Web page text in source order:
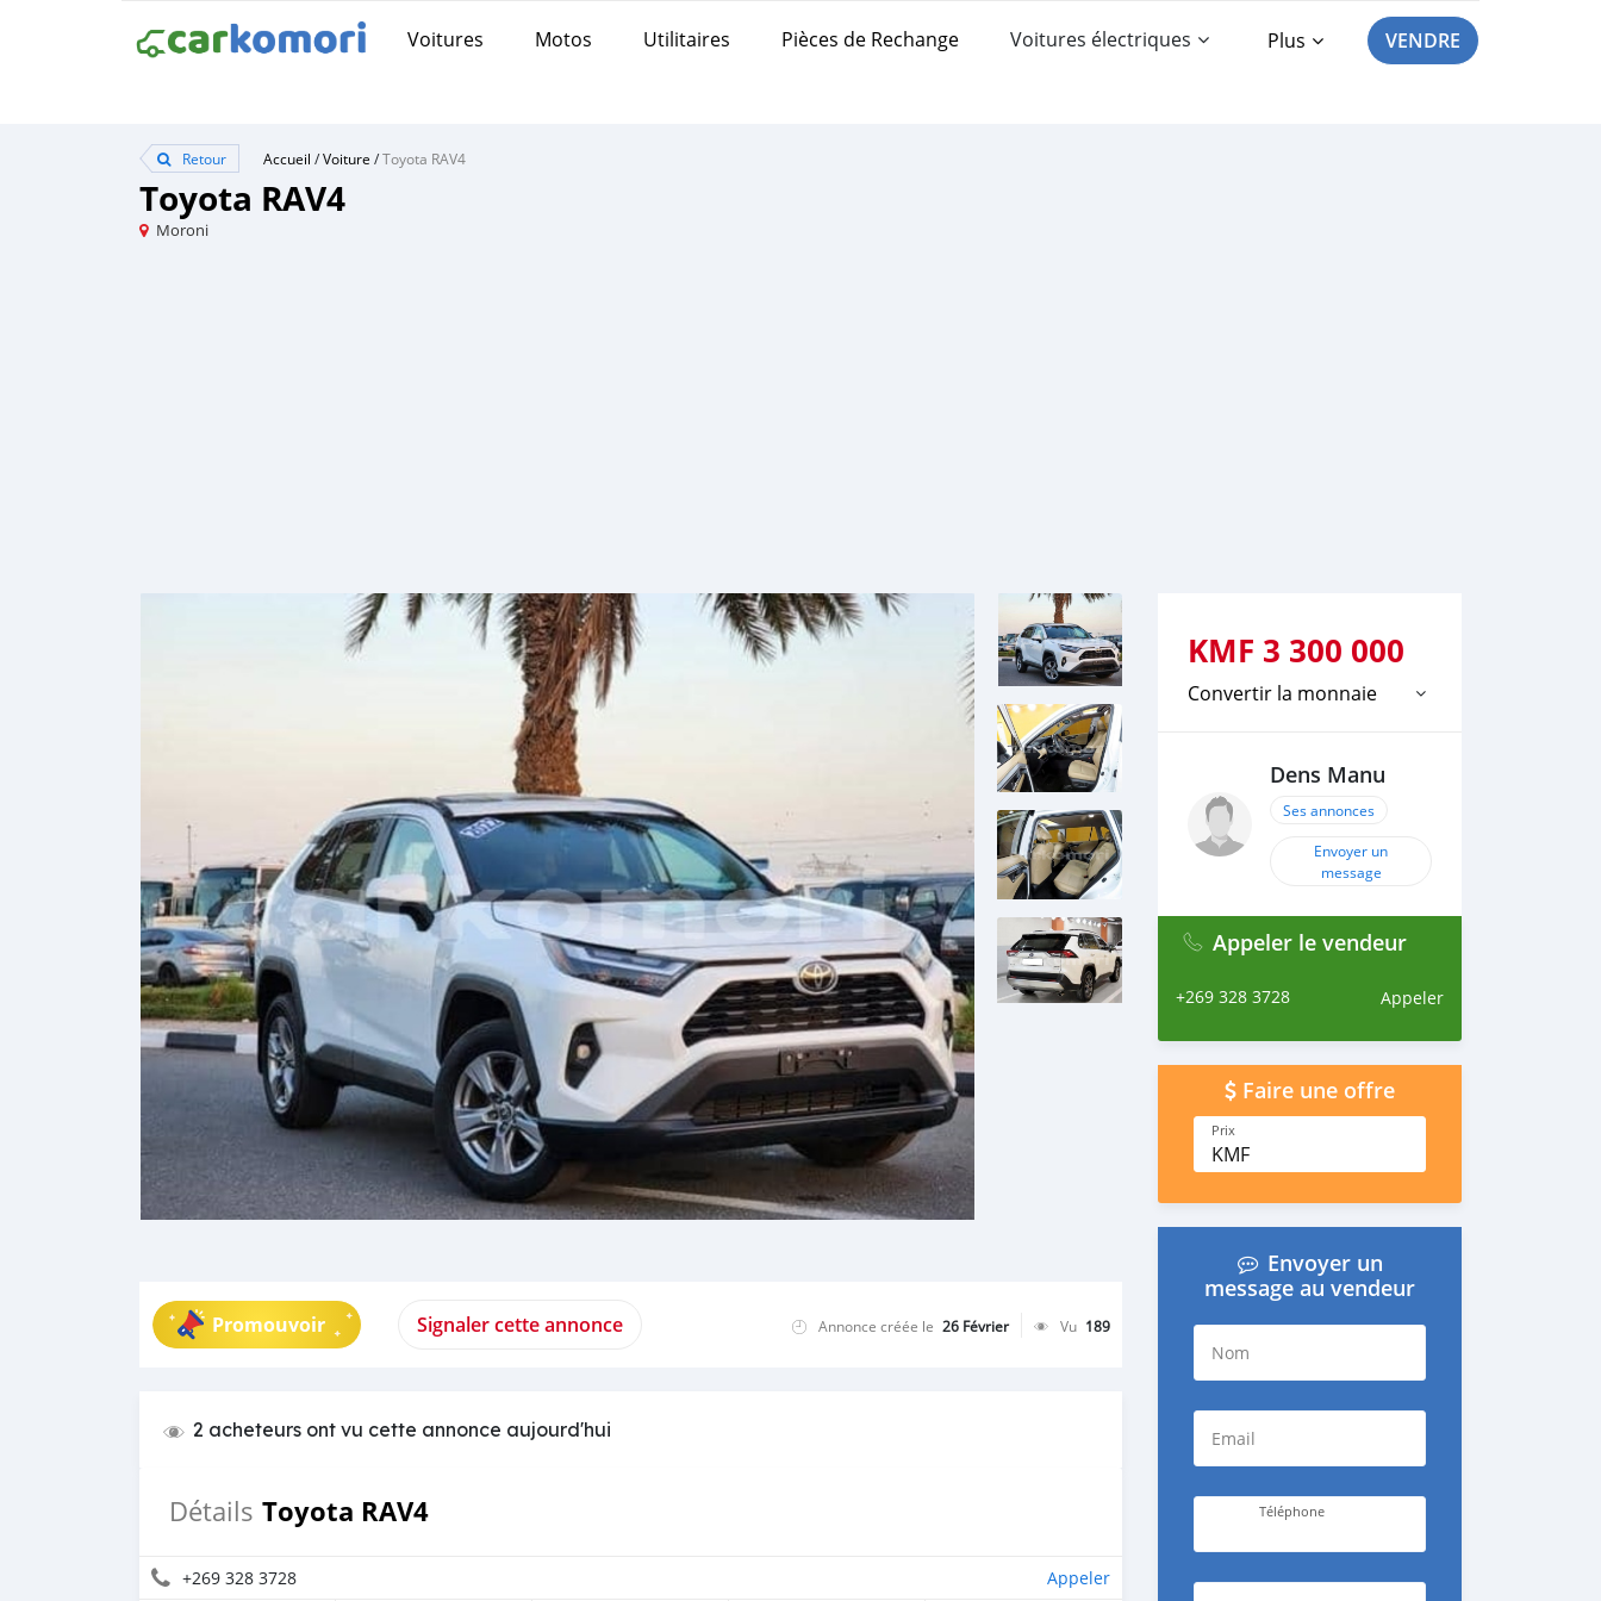
Voitures Motos Utilitaires Pièces de Rechange Voitures électriques Plus VENDRE
Retour Accueil /Voiture /Toyota RAV4
Toyota RAV4
Moroni
Promouvoir Signaler cette annonce Annonce créée le 26 Février Vu 189
2 acheteurs ont vu cette annonce aujourd'hui
Détails Toyota RAV4
+269 328 3728 Appeler
KMF 3 300 000
Convertir la monnaie
Dens Manu
Ses annonces
Envoyer un
message
Appeler le vendeur
+269 328 3728 Appeler
Faire une offre
Prix
KMF
Envoyer un
message au vendeur
Nom
Email
Téléphone